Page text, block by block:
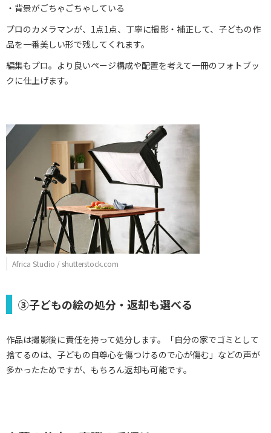
・背景がごちゃごちゃしている
プロのカメラマンが、1点1点、丁寧に撮影・補正して、子どもの作
品を一番美しい形で残してくれます。
編集もプロ。より良いページ構成や配置を考えて一冊のフォトブッ
クに仕上げます。
Africa Studio / shutterstock.com
③子どもの絵の処分・返却も選べる
作品は撮影後に責任を持って処分します。「自分の家でゴミとして
捨てるのは、子どもの自尊心を傷つけるので心が傷む」などの声が
多かったためですが、もちろん返却も可能です。